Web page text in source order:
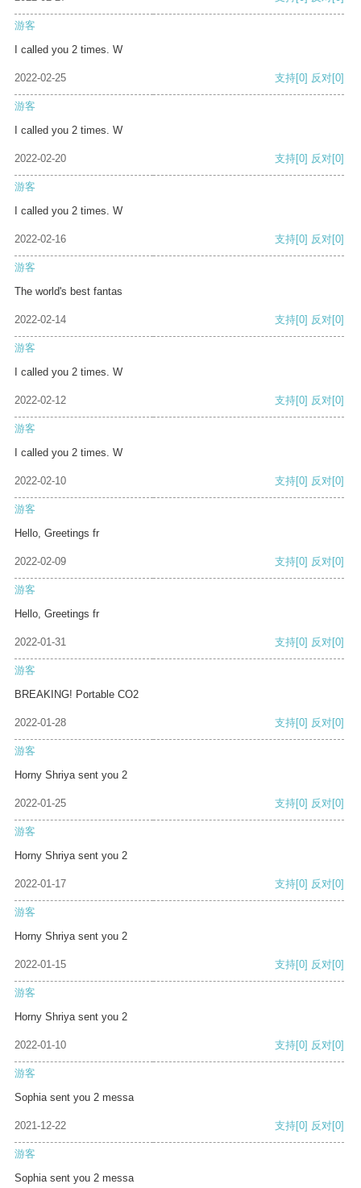
游客
I called you 2 times. W
2022-02-25 支持[0] 反对[0]
游客
I called you 2 times. W
2022-02-20 支持[0] 反对[0]
游客
I called you 2 times. W
2022-02-16 支持[0] 反对[0]
游客
The world's best fantas
2022-02-14 支持[0] 反对[0]
游客
I called you 2 times. W
2022-02-12 支持[0] 反对[0]
游客
I called you 2 times. W
2022-02-10 支持[0] 反对[0]
游客
Hello, Greetings fr
2022-02-09 支持[0] 反对[0]
游客
Hello, Greetings fr
2022-01-31 支持[0] 反对[0]
游客
BREAKING! Portable CO2
2022-01-28 支持[0] 反对[0]
游客
Horny Shriya sent you 2
2022-01-25 支持[0] 反对[0]
游客
Horny Shriya sent you 2
2022-01-17 支持[0] 反对[0]
游客
Horny Shriya sent you 2
2022-01-15 支持[0] 反对[0]
游客
Horny Shriya sent you 2
2022-01-10 支持[0] 反对[0]
游客
Sophia sent you 2 messa
2021-12-22 支持[0] 反对[0]
游客
Sophia sent you 2 messa